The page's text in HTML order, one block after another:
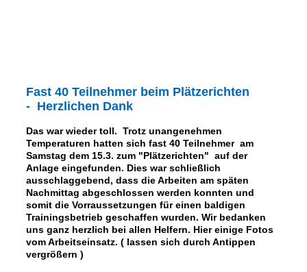
Fast 40 Teilnehmer beim Plätzerichten
- Herzlichen Dank
Das war wieder toll. Trotz unangenehmen
Temperaturen hatten sich fast 40 Teilnehmer am
Samstag dem 15.3. zum "Plätzerichten" auf der
Anlage eingefunden. Dies war schließlich
ausschlaggebend, dass die Arbeiten am späten
Nachmittag abgeschlossen werden konnten und
somit die Vorraussetzungen für einen baldigen
Trainingsbetrieb geschaffen wurden. Wir bedanken
uns ganz herzlich bei allen Helfern. Hier einige Fotos
vom Arbeitseinsatz. ( lassen sich durch Antippen
vergrößern )